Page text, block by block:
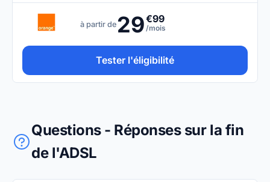
à partir de 29€99
/mois
Tester l'éligibilité
Questions - Réponses sur la fin
de l'ADSL